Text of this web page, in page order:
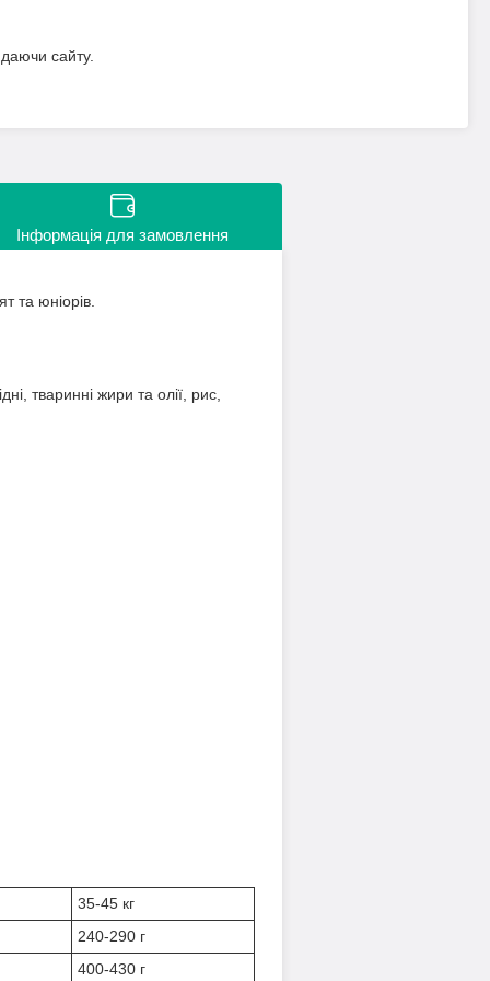
сайту.
Інформація для замовлення
та юніорів.
тваринні жири та олії, рис,
35-45 кг
240-290 г
400-430 г